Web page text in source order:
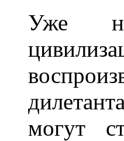
Уже
могут